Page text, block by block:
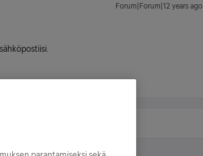
Forum|Forum|12 years ago